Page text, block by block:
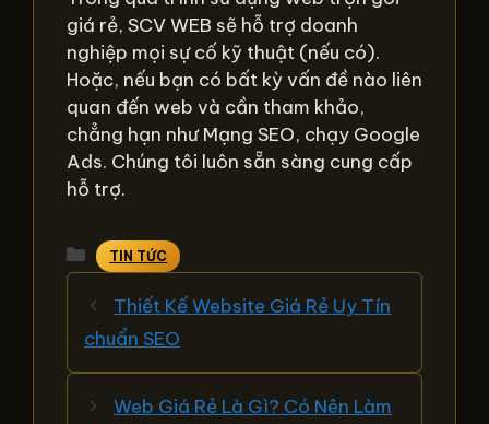
giá rẻ, SCV WEB sẽ hỗ trợ doanh
nghiệp mọi sự cố kỹ thuật (nếu có).
Hoặc, nếu bạn có bất kỳ vấn đề nào liên
quan đến web và cần tham khảo,
chẳng hạn như Mạng SEO, chạy Google
Ads. Chúng tôi luôn sẵn sàng cung cấp
hỗ trợ.
Danh
mục
TIN TỨC
Thiết Kế Website Giá Rẻ Uy Tín
chuẩn SEO
Web Giá Rẻ Là Gì? Có Nên Làm